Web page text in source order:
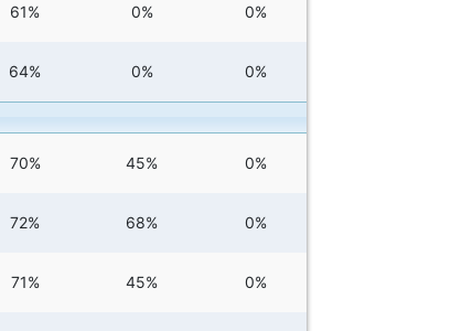
61% 0% 0%
64% 0% 0%
70% 45% 0%
72% 68% 0%
71% 45% 0%